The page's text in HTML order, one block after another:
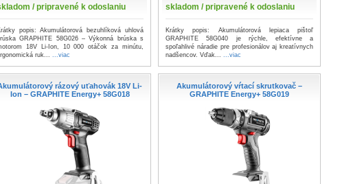
/ pripravené k odoslaniu
popis: Akumulátorová bezuhlíková uhlová
GRAPHITE 58G026 – Výkonná brúska s
18V Li-Ion, 10 000 otáčok za minútu,
ruk... ...viac
skladom / pripravené k odoslaniu
Krátky popis: Akumulátorová lepiaca pištoľ
GRAPHITE 58G040 je rýchle, efektívne a
spoľahlivé náradie pre profesionálov aj kreatívnych
nadšencov. Vďak......viac
rázový uťahovák 18V Li-
Ion – GRAPHITE Energy+ 58G018
Akumulátorový vŕtací skrutkovač –
GRAPHITE Energy+ 58G019